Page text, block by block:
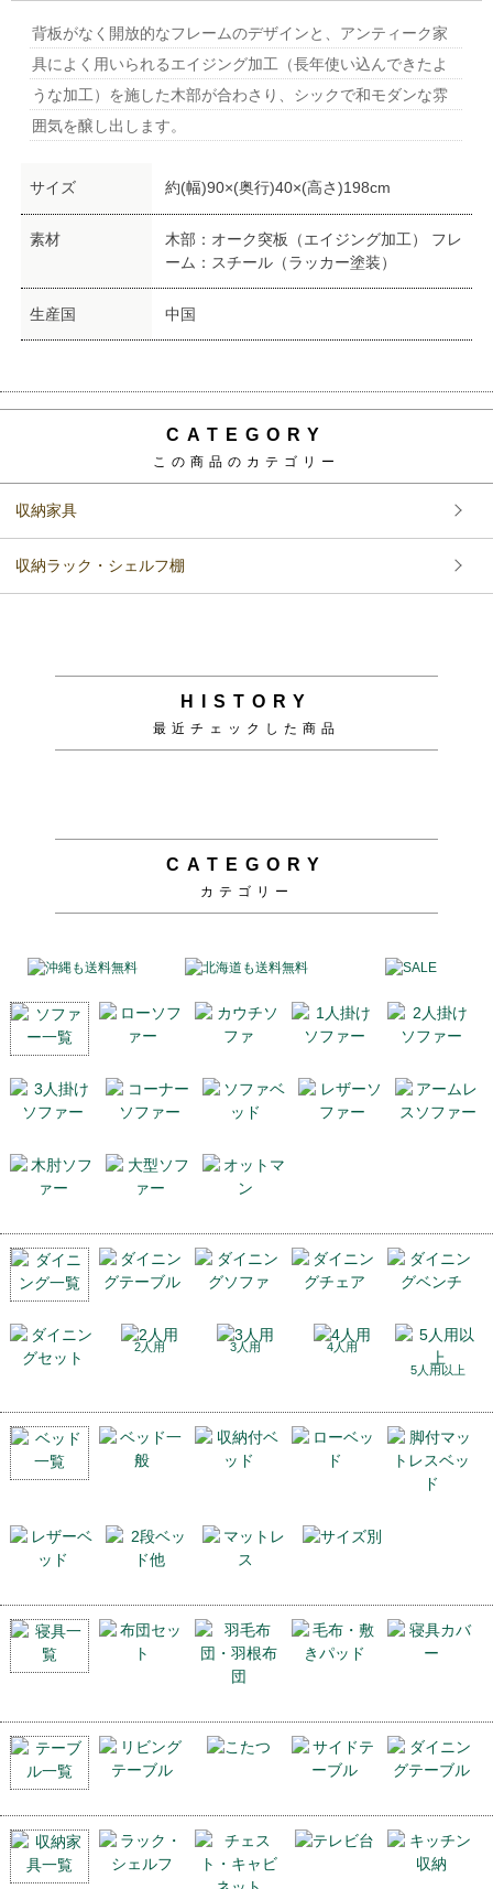
背板がなく開放的なフレームのデザインと、アンティーク家
具によく用いられるエイジング加工（長年使い込んできたよ
うな加工）を施した木部が合わさり、シックで和モダンな雰
囲気を醸し出します。
サイズ 約(幅)90×(奥行)40×(高さ)198cm
素材
木部：オーク突板（エイジング加工） フレ
ーム：スチール（ラッカー塗装）
生産国 中国
CATEGORY
この商品のカテゴリー
収納家具
収納ラック・シェルフ棚
HISTORY
最近チェックした商品
CATEGORY
カテゴリー
2人用 3人用
4人用
5人用以上